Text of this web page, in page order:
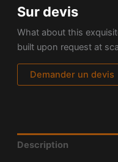
Sur devis
What about this
built upon request at
Demander un devis
Description